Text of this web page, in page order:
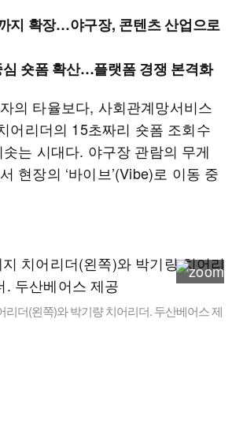
지 확장…야구장, 콘텐츠 산업으로
숏폼 확산…플랫폼 경쟁 본격화
의 타율보다, 사회관계망서비스
어리더의 15초짜리 숏폼 조회수
는 시대다. 야구장 관람의 무게
현장의 ‘바이브’(Vibe)로 이동 중
리더(왼쪽)와 박기량 치어리더. 두산베어스 제